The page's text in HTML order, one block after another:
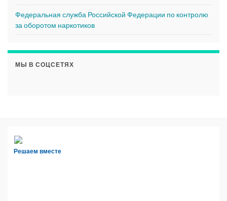
Федеральная служба Российской Федерации по контролю
за оборотом наркотиков
МЫ В СОЦСЕТЯХ
Решаем вместе